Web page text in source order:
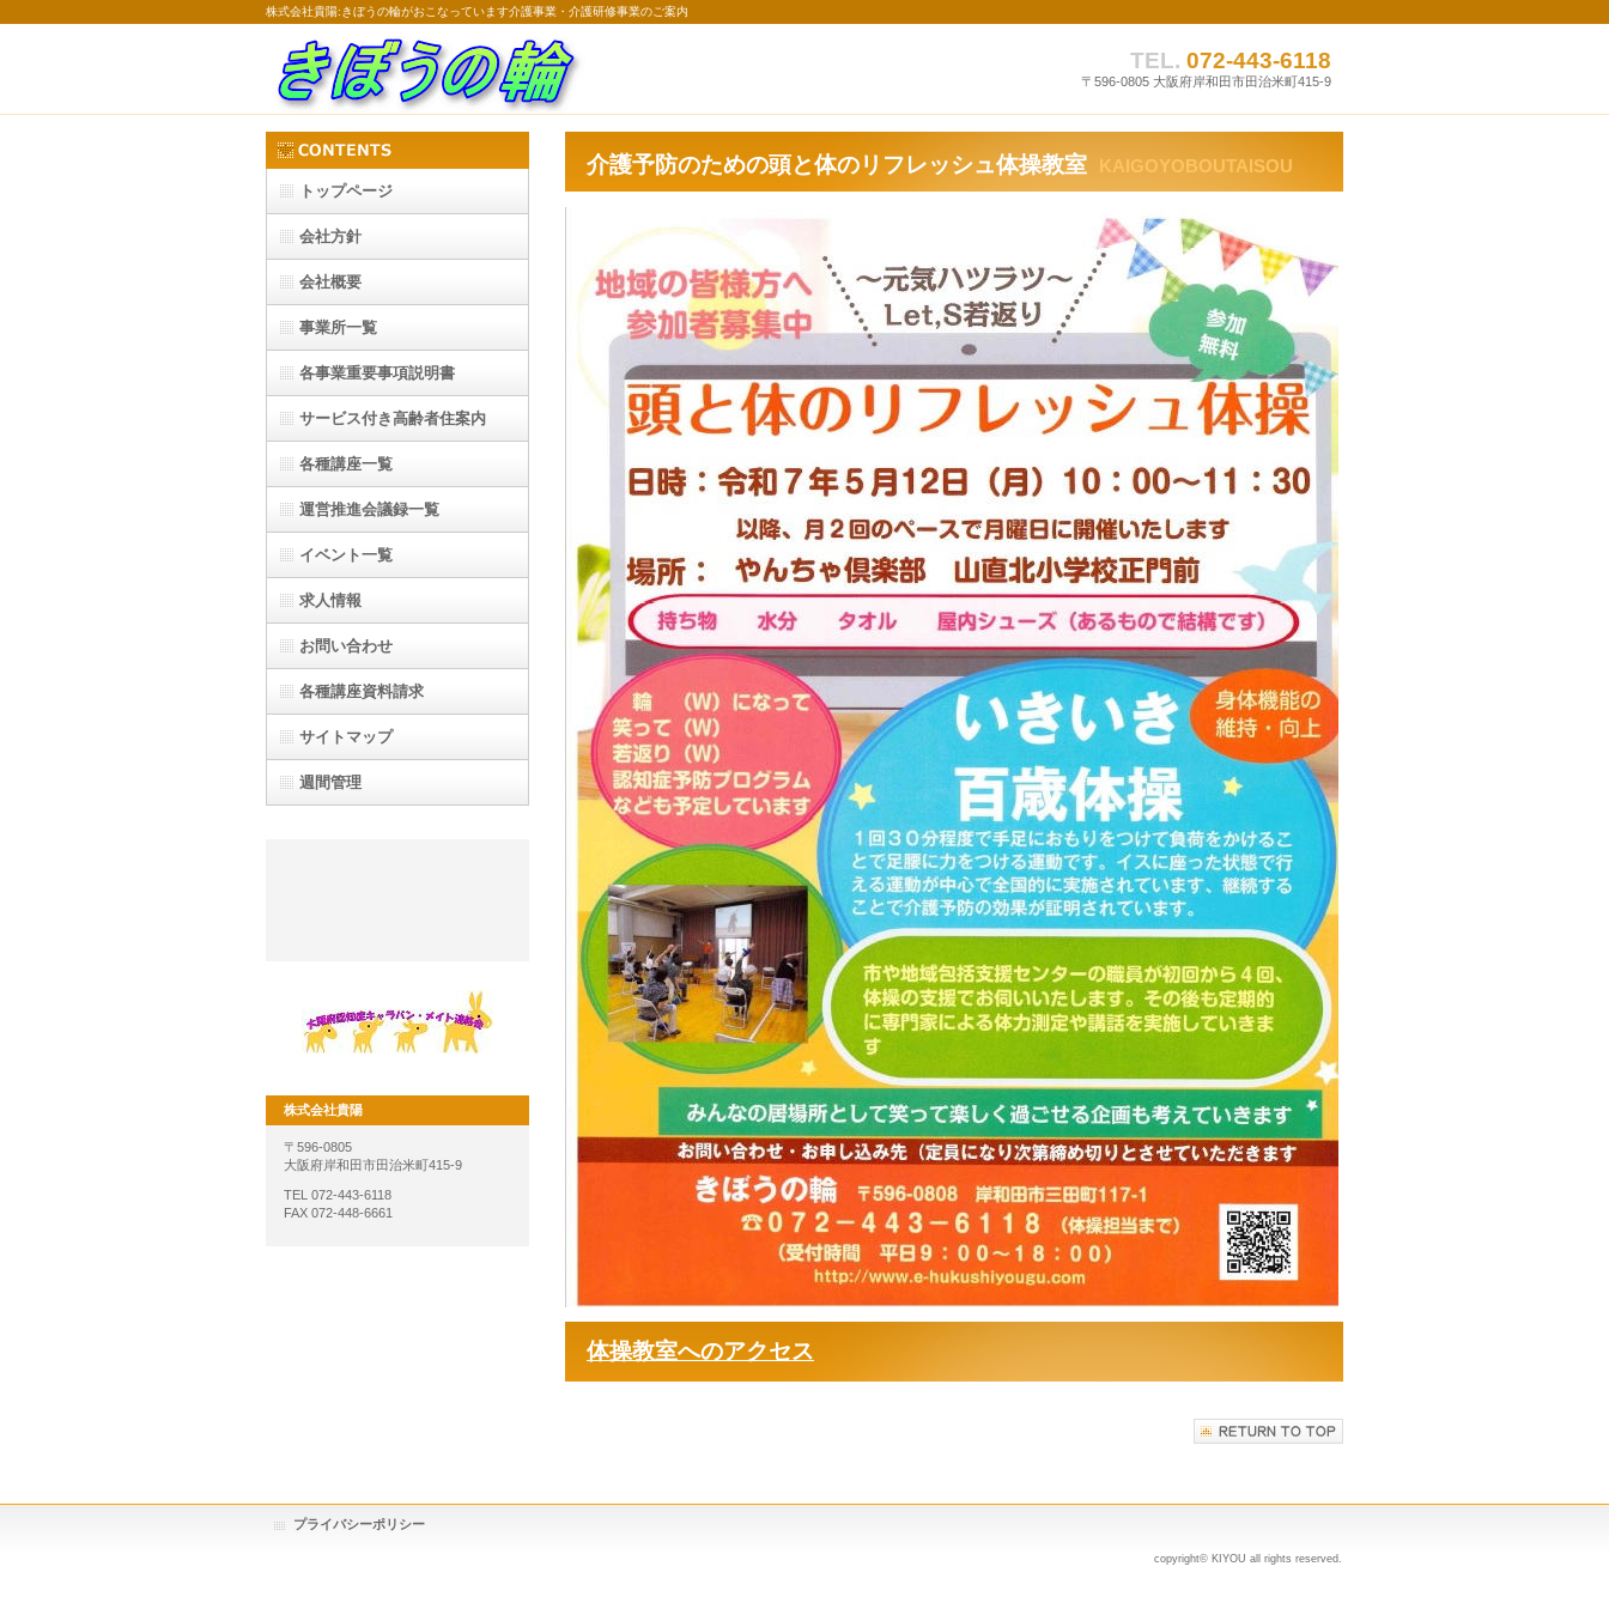
株式会社貴陽:きぼうの輪がおこなっています介護事業・介護研修事業のご案内
TEL. 072-443-6118
〒596-0805 大阪府岸和田市田治米町415-9
介護予防のための頭と体のリフレッシュ体操教室 KAIGOYOBOUTAISOU
体操教室へのアクセス
トップページ
会社方針
会社概要
事業所一覧
各事業重要事項説明書
サービス付き高齢者住案内
各種講座一覧
運営推進会議録一覧
イベント一覧
求人情報
お問い合わせ
各種講座資料請求
サイトマップ
週間管理
株式会社貴陽
〒596-0805
大阪府岸和田市田治米町415-9
TEL 072-443-6118
FAX 072-448-6661
copyright© KIYOU all rights reserved.
プライバシーポリシー